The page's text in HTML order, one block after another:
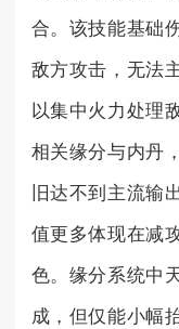
合。该技能基础
敌方攻击，无法
以集中火力处理
相关缘分与内丹
旧达不到主流输
值更多体现在减
色。缘分系统中
成，但仅能小幅